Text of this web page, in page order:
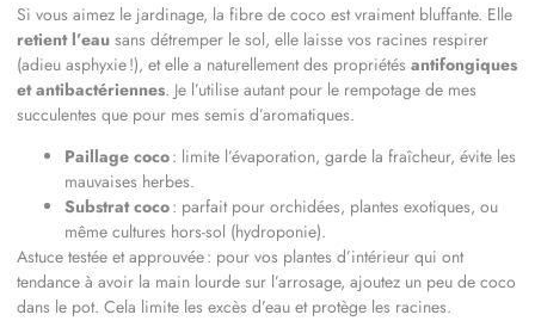
Si vous aimez le jardinage, la fibre de coco est vraiment bluffante. Elle
retient l’eau sans détremper le sol, elle laisse vos racines respirer
(adieu asphyxie !), et elle a naturellement des propriétés antifongiques
et antibactériennes. Je l’utilise autant pour le rempotage de mes
succulentes que pour mes semis d’aromatiques.
Paillage coco: limite l’évaporation, garde la fraîcheur, évite les
mauvaises herbes.
Substrat coco: parfait pour orchidées, plantes exotiques, ou
même cultures hors-sol (hydroponie).
Astuce testée et approuvée : pour vos plantes d’intérieur qui ont
tendance à avoir la main lourde sur l’arrosage, ajoutez un peu de coco
dans le pot. Cela limite les excès d’eau et protège les racines.